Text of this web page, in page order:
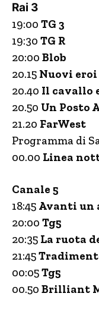
Rai 3
19:00 TG 3
19:30 TG R
20:00 Blob
20.15 Nuovi eroi
20.40 Il cavallo
20.50 Un Posto
21.20 FarWest
Programma di
00.00 Linea
Canale 5
18:45 Avanti un
20:00 Tg5
20:35 La ruota
21:45
00:05Tg5
00.50 Brilliant